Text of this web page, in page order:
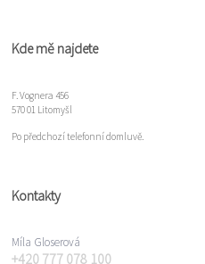
Kde mě najdete
F. Vognera 456
570 01 Litomyšl
Po předchozí telefonní domluvě.
Kontakty
Míla Gloserová
+420 777 078 100